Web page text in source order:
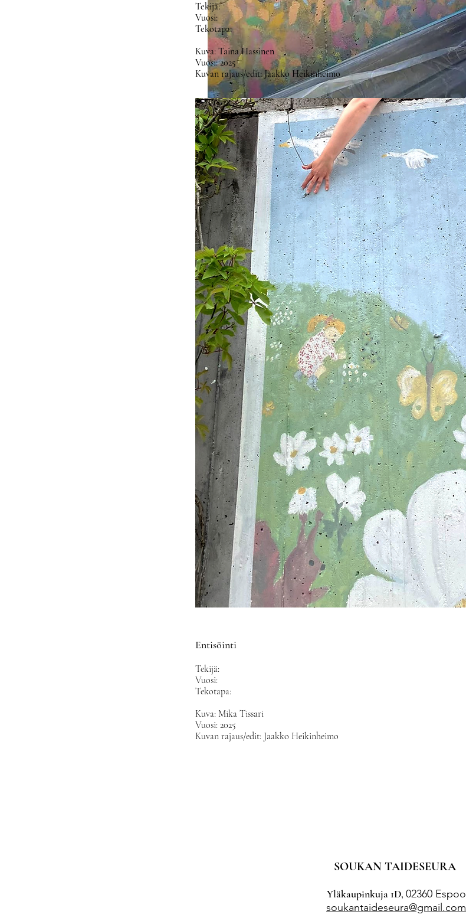
Tekijä:
Vuosi:
Tekotapa:
Kuva: Taina Hassinen
Vuosi: 2025
Kuvan rajaus/edit: Jaakko Heikinheimo
Entisöinti
Tekijä:
Vuosi:
Tekotapa:
Kuva: Mika Tissari
Vuosi: 2025
Kuvan rajaus/edit: Jaakko Heikinheimo
SOUKAN TAIDESEURA
Yläkaupinkuja 1D, 02360 Espoo
soukantaideseura@gmail.com